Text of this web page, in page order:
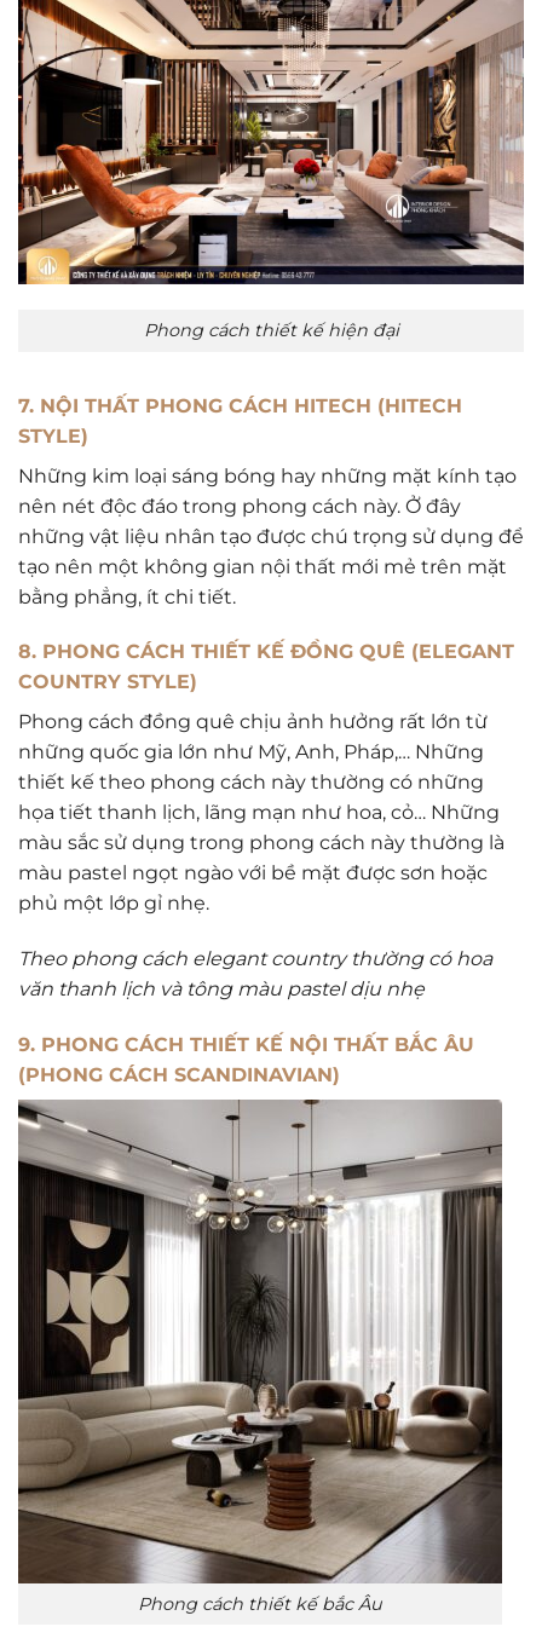
Phong cách thiết kế hiện đại
7. NỘI THẤT PHONG CÁCH HITECH (HITECH
STYLE)
Những kim loại sáng bóng hay những mặt kính tạo
nên nét độc đáo trong phong cách này. Ở đây
những vật liệu nhân tạo được chú trọng sử dụng để
tạo nên một không gian nội thất mới mẻ trên mặt
bằng phẳng, ít chi tiết.
8. PHONG CÁCH THIẾT KẾ ĐỒNG QUÊ (ELEGANT
COUNTRY STYLE)
Phong cách đồng quê chịu ảnh hưởng rất lớn từ
những quốc gia lớn như Mỹ, Anh, Pháp,… Những
thiết kế theo phong cách này thường có những
họa tiết thanh lịch, lãng mạn như hoa, cỏ… Những
màu sắc sử dụng trong phong cách này thường là
màu pastel ngọt ngào với bề mặt được sơn hoặc
phủ một lớp gỉ nhẹ.
Theo phong cách elegant country thường có hoa
văn thanh lịch và tông màu pastel dịu nhẹ
9. PHONG CÁCH THIẾT KẾ NỘI THẤT BẮC ÂU
(PHONG CÁCH SCANDINAVIAN)
Phong cách thiết kế bắc Âu